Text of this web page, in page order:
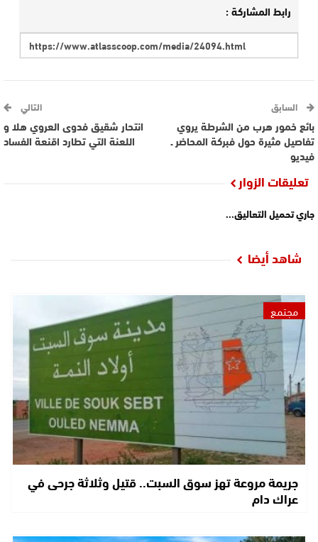
رابط المشاركة :
السابق
بائع خمور هرب من الشرطة يروي
تفاصيل مثيرة حول فبركة المحاضر ـ
فيديو
التالي
انتحار شقيق فدوى العروي هلا و
اللعنة التي تطارد اقنعة الفساد
تعليقات الزوار
جاري تحميل التعاليق...
شاهد أيضا
مجتمع
جريمة مروعة تهز سوق السبت.. قتيل وثلاثة جرحى في
عراك دام